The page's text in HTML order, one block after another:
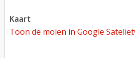
kaart
Toon de molen inGoogle